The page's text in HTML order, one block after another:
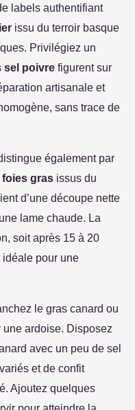
labels authentifiant
issu du terroir basque
Privilégiez un
sel poivre figurent sur
artisanale et
sans trace de
également par
foies gras issus du
d’une découpe nette
lame chaude. La
soit après 15 à 20
idéale pour une
le gras canard ou
ardoise. Disposez
avec un peu de sel
et de confit
Ajoutez quelques